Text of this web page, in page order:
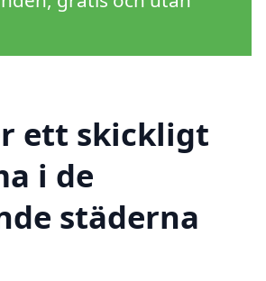
ett skickligt
i de
städerna